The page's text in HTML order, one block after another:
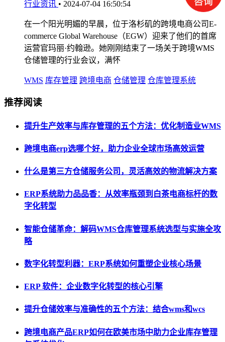
行业资讯 • 2024-07-04 16:50:54
在一个阳光明媚的早晨，位于洛杉矶的跨境电商公司E-
commerce Global Warehouse（EGW）迎来了他们的首席
运营官玛丽·约翰逊。她刚刚结束了一场关于跨境WMS
仓储管理的行业会议，满怀
WMS 库存管理 跨境电商 仓储管理 仓库管理系统
推荐阅读
提升生产效率与库存管理的五个方法：优化制造业WMS
跨境电商erp选哪个好，助力企业全球市场高效运营
什么是第三方仓储服务公司，灵活高效的物流解决方案
ERP系统助力品品香：从效率瓶颈到白茶电商标杆的数
字化转型
智能仓储革命：解码WMS仓库管理系统选型与实施全攻
略
数字化转型利器：ERP系统如何重塑企业核心场景
ERP 软件：企业数字化转型的核心引擎
提升仓储效率与准确性的五个方法：结合wms和wcs
跨境电商产品ERP如何在欧美市场中助力企业库存管理